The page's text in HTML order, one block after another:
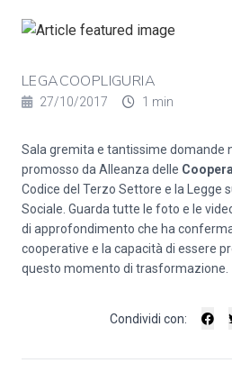
LEGACOOPLIGURIA
27/10/2017 1 min
Sala gremita e tantissime domande
promosso da Alleanza delle
Codice del Terzo Settore e la Legge
Sociale. Guarda tutte le foto e le
di approfondimento che ha
cooperative e la capacità di essere
questo momento di trasformazione.
Condividi con: